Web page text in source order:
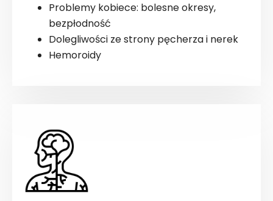
Problemy kobiece: bolesne okresy,
bezpłodność
Dolegliwości ze strony pęcherza i nerek
Hemoroidy